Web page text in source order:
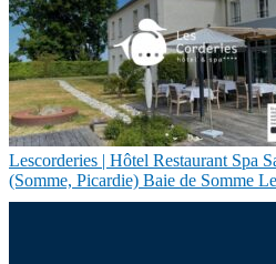
Les­cor­de­ries | Hôtel Restaurant Spa
(Somme, Picardie) Baie de Somme